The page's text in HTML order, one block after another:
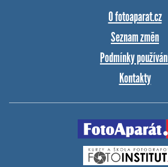
O fotoaparat.cz
Seznam změn
Podmínky
Kontakty